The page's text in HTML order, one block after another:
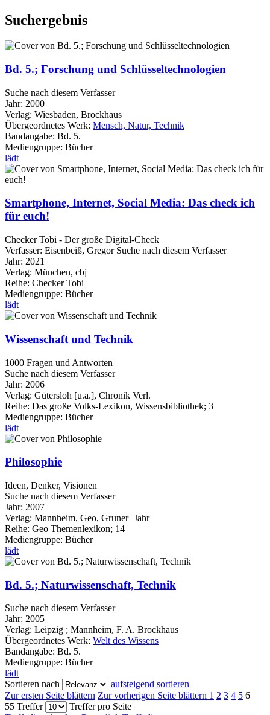
Suchergebnis
Bd. 5.; Forschung und Schlüsseltechnologien
Suche nach diesem Verfasser
Jahr: 2000
Verlag: Wiesbaden, Brockhaus
Übergeordnetes Werk: Mensch, Natur, Technik
Bandangabe: Bd. 5.
Mediengruppe: Bücher
lädt
Smartphone, Internet, Social Media: Das check ich
für euch!
Checker Tobi - Der große Digital-Check
Verfasser: Eisenbeiß, Gregor Suche nach diesem Verfasser
Jahr: 2021
Verlag: München, cbj
Reihe: Checker Tobi
Mediengruppe: Bücher
lädt
Wissenschaft und Technik
1000 Fragen und Antworten
Suche nach diesem Verfasser
Jahr: 2006
Verlag: Gütersloh [u.a.], Chronik Verl.
Reihe: Das große Volks-Lexikon, Wissensbibliothek; 3
Mediengruppe: Bücher
lädt
Philosophie
Ideen, Denker, Visionen
Suche nach diesem Verfasser
Jahr: 2007
Verlag: Mannheim, Geo, Gruner+Jahr
Reihe: Geo Themenlexikon; 14
Mediengruppe: Bücher
lädt
Bd. 5.; Naturwissenschaft, Technik
Suche nach diesem Verfasser
Jahr: 2005
Verlag: Leipzig ; Mannheim, F. A. Brockhaus
Übergeordnetes Werk: Welt des Wissens
Bandangabe: Bd. 5.
Mediengruppe: Bücher
lädt
Sortieren nach
aufsteigend sortieren
Zur ersten Seite blättern Zur vorherigen Seite blättern 1 2 3 4 5 6
55 Treffer
Treffer pro Seite